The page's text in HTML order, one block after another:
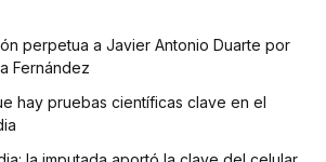
perpetua a Javier Antonio Duarte por
Fernández
hay pruebas científicas clave en el